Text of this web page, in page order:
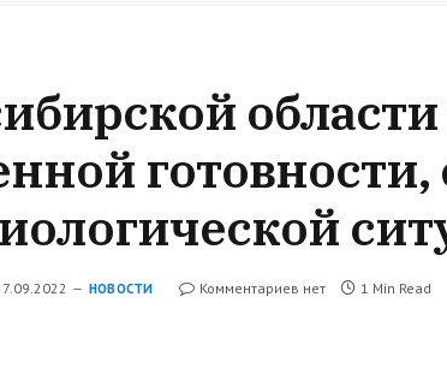
готовности,
НОВОСТИ Комментариев нет 1 Min Read